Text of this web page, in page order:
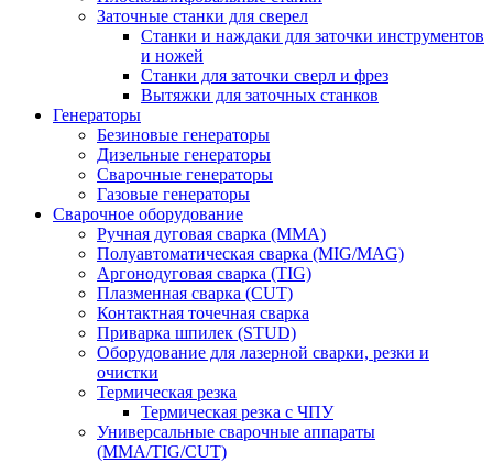
Заточные станки для сверел
Станки и наждаки для заточки инструментов
и ножей
Станки для заточки сверл и фрез
Вытяжки для заточных станков
Генераторы
Безиновые генераторы
Дизельные генераторы
Сварочные генераторы
Газовые генераторы
Сварочное оборудование
Ручная дуговая сварка (MMA)
Полуавтоматическая сварка (MIG/MAG)
Аргонодуговая сварка (TIG)
Плазменная сварка (CUT)
Контактная точечная сварка
Приварка шпилек (STUD)
Оборудование для лазерной сварки, резки и
очистки
Термическая резка
Термическая резка с ЧПУ
Универсальные сварочные аппараты
(MMA/TIG/CUT)